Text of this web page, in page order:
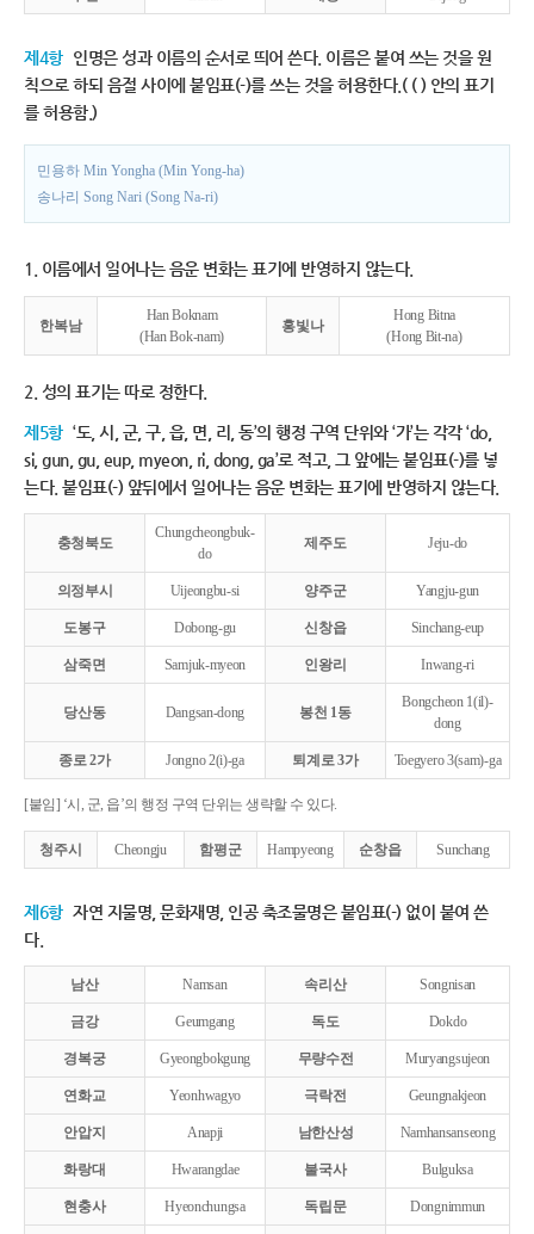
제4항 인명은 성과 이름의 순서로 띄어 쓴다. 이름은 붙여 쓰는 것을 원
칙으로 하되 음절 사이에 붙임표(-)를 쓰는 것을 허용한다.( ( ) 안의 표기
를 허용함.)
민용하 Min Yongha (Min Yong-ha)
송나리 Song Nari (Song Na-ri)
1. 이름에서 일어나는 음운 변화는 표기에 반영하지 않는다.
한복남
Han Boknam
(Han Bok-nam)
홍빛나
Hong Bitna
(Hong Bit-na)
2. 성의 표기는 따로 정한다.
제5항 ‘도, 시, 군, 구, 읍, 면, 리, 동’의 행정 구역 단위와 ‘가’는 각각 ‘do,
si, gun, gu, eup, myeon, ri, dong, ga’로 적고, 그 앞에는 붙임표(-)를 넣
는다. 붙임표(-) 앞뒤에서 일어나는 음운 변화는 표기에 반영하지 않는다.
충청북도
Chungcheongbuk-
do
제주도 Jeju-do
의정부시 Uijeongbu-si 양주군 Yangju-gun
도봉구 Dobong-gu 신창읍 Sinchang-eup
삼죽면 Samjuk-myeon 인왕리 Inwang-ri
당산동 Dangsan-dong 봉천 1동
Bongcheon 1(il)-
dong
종로 2가 Jongno 2(i)-ga 퇴계로 3가 Toegyero 3(sam)-ga
[붙임] ‘시, 군, 읍’의 행정 구역 단위는 생략할 수 있다.
청주시 Cheongju 함평군 Hampyeong 순창읍 Sunchang
제6항 자연 지물명, 문화재명, 인공 축조물명은 붙임표(-) 없이 붙여 쓴
다.
남산 Namsan 속리산 Songnisan
금강 Geumgang 독도 Dokdo
경복궁 Gyeongbokgung 무량수전 Muryangsujeon
연화교 Yeonhwagyo 극락전 Geungnakjeon
안압지 Anapji 남한산성 Namhansanseong
화랑대 Hwarangdae 불국사 Bulguksa
현충사 Hyeonchungsa 독립문 Dongnimmun